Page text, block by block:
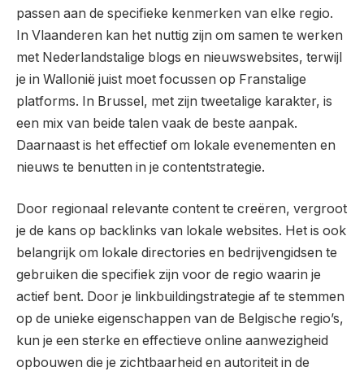
passen aan de specifieke kenmerken van elke regio.
In Vlaanderen kan het nuttig zijn om samen te werken
met Nederlandstalige blogs en nieuwswebsites, terwijl
je in Wallonië juist moet focussen op Franstalige
platforms. In Brussel, met zijn tweetalige karakter, is
een mix van beide talen vaak de beste aanpak.
Daarnaast is het effectief om lokale evenementen en
nieuws te benutten in je contentstrategie.
Door regionaal relevante content te creëren, vergroot
je de kans op backlinks van lokale websites. Het is ook
belangrijk om lokale directories en bedrijvengidsen te
gebruiken die specifiek zijn voor de regio waarin je
actief bent. Door je linkbuildingstrategie af te stemmen
op de unieke eigenschappen van de Belgische regio’s,
kun je een sterke en effectieve online aanwezigheid
opbouwen die je zichtbaarheid en autoriteit in de